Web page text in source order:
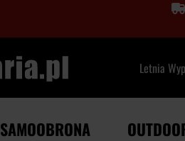
Letnia
SAMOOBRONA